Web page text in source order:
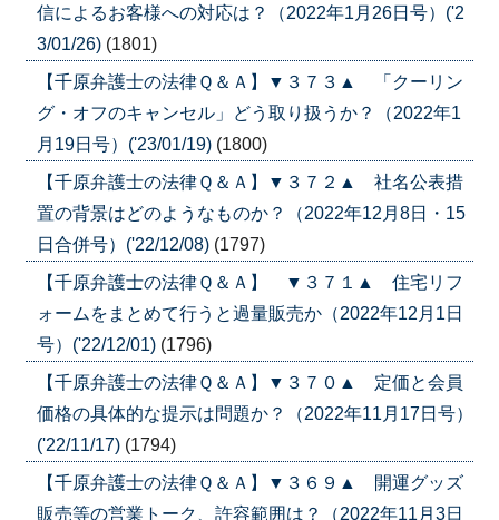
信によるお客様への対応は？（2022年1月26日号）('2
3/01/26) (1801)
【千原弁護士の法律Ｑ＆Ａ】▼３７３▲ 「クーリン
グ・オフのキャンセル」どう取り扱うか？（2022年1
月19日号）('23/01/19) (1800)
【千原弁護士の法律Ｑ＆Ａ】▼３７２▲ 社名公表措
置の背景はどのようなものか？（2022年12月8日・15
日合併号）('22/12/08) (1797)
【千原弁護士の法律Ｑ＆Ａ】 ▼３７１▲ 住宅リフ
ォームをまとめて行うと過量販売か（2022年12月1日
号）('22/12/01) (1796)
【千原弁護士の法律Ｑ＆Ａ】▼３７０▲ 定価と会員
価格の具体的な提示は問題か？（2022年11月17日号）
('22/11/17) (1794)
【千原弁護士の法律Ｑ＆Ａ】▼３６９▲ 開運グッズ
販売等の営業トーク、許容範囲は？（2022年11月3日